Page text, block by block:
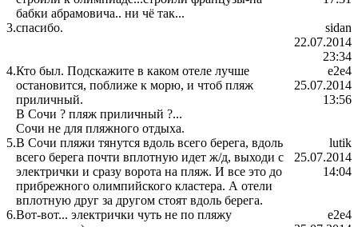
бабки абрамовича.. ни чё так...
3.спасибо.
sidan
22.07.2014
23:34
4.Кто был. Подскажите в каком отеле лучше
остановится, поближе к морю, и чтоб пляж
приличный.
В Сочи ? пляж приличный ?...
Сочи не для пляжного отдыха.
e2e4
25.07.2014
13:56
5.В Сочи пляжи тянутся вдоль всего берега, вдоль
всего берега почти вплотную идет ж/д, выходи с
электрички и сразу ворота на пляж. И все это до
прибрежного олимпийского кластера. А отели
вплотную друг за другом стоят вдоль берега.
lutik
25.07.2014
14:04
6.Вот-вот... электрички чуть не по пляжу
e2e4